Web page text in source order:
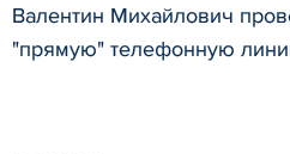
Валентин Михайлович
"прямую" телефонную